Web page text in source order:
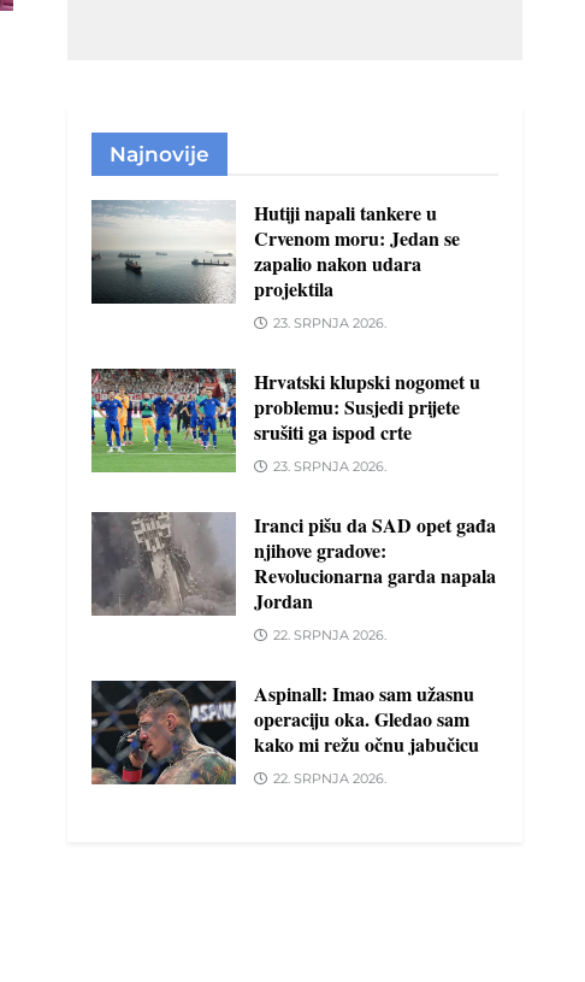
Najnovije
Hutiji napali tankere u
Crvenom moru: Jedan se
zapalio nakon udara
projektila
23. SRPNJA 2026.
Hrvatski klupski nogomet u
problemu: Susjedi prijete
srušiti ga ispod crte
23. SRPNJA 2026.
Iranci pišu da SAD opet gađa
njihove gradove:
Revolucionarna garda napala
Jordan
22. SRPNJA 2026.
Aspinall: Imao sam užasnu
operaciju oka. Gledao sam
kako mi režu očnu jabučicu
22. SRPNJA 2026.